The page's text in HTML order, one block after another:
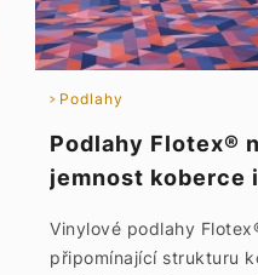
Podlahy
Podlahy Flotex®
jemnost koberce
Vinylové podlahy
připomínající strukturu